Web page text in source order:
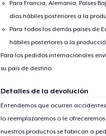
Para Francia, Alemania, Países
días hábiles posteriores a la
Para todos los demás países de
hábiles posteriores a la
Para los pedidos internacionales
su país de destino.
Detalles de la devolución
Entendemos que ocurren
lo reemplazaremos o le
nuestros productos se fabrican a